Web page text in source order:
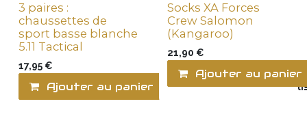
3 paires :
chaussettes de
sport basse blanche
5.11 Tactical
17,95 €
Ajouter au panier Ajouter à la
Socks XA Forces
Crew Salomon
(Kangaroo)
21,90 €
Ajouter au panier